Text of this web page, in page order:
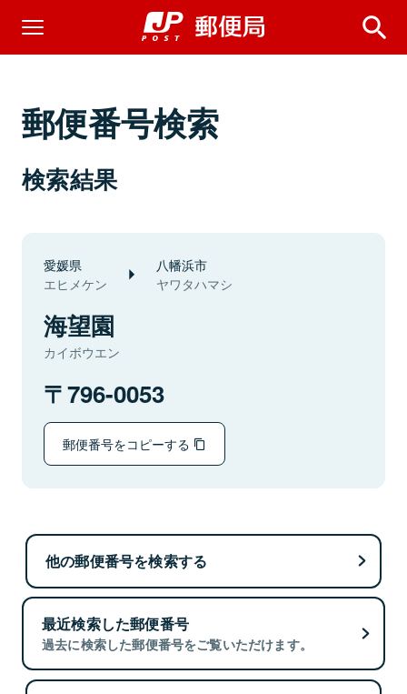
郵便番号検索
検索結果
愛媛県
エヒメケン
八幡浜市
ヤワタハマシ
海望園
カイボウエン
796-0053
郵便番号をコピーする
他の郵便番号を検索する
最近検索した郵便番号
過去に検索した郵便番号をご覧いただけます。